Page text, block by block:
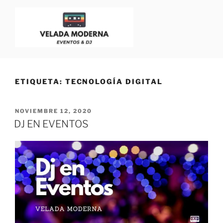
ETIQUETA: TECNOLOGÍA DIGITAL
NOVIEMBRE 12, 2020
DJ EN EVENTOS